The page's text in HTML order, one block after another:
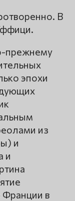
В
прежнему
эпохи
из
и
и
Франции в